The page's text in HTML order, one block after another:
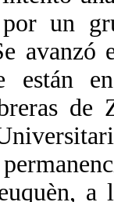
por un
avanzó
están
de
a